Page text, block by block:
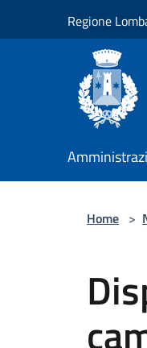
Regione
Home >